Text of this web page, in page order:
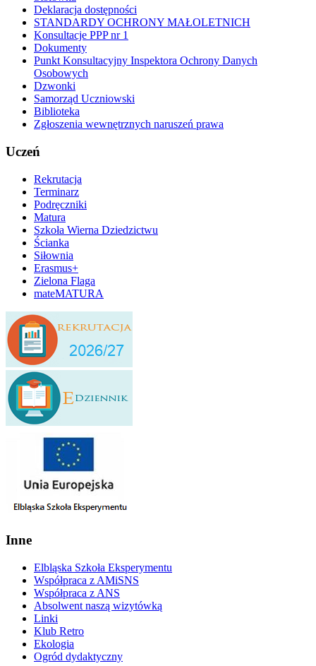
Deklaracja dostępności
STANDARDY OCHRONY MAŁOLETNICH
Konsultacje PPP nr 1
Dokumenty
Punkt Konsultacyjny Inspektora Ochrony Danych
Osobowych
Dzwonki
Samorząd Uczniowski
Biblioteka
Zgłoszenia wewnętrznych naruszeń prawa
Uczeń
Rekrutacja
Terminarz
Podręczniki
Matura
Szkoła Wierna Dziedzictwu
Ścianka
Siłownia
Erasmus+
Zielona Flaga
mateMATURA
Inne
Elbląska Szkoła Eksperymentu
Współpraca z AMiSNS
Współpraca z ANS
Absolwent naszą wizytówką
Linki
Klub Retro
Ekologia
Ogród dydaktyczny